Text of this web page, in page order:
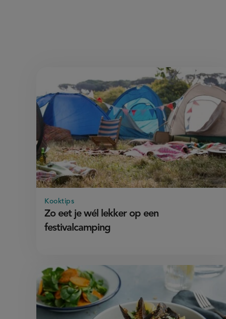
Zo eet je wél lekker op een
festivalcamping
Kooktips